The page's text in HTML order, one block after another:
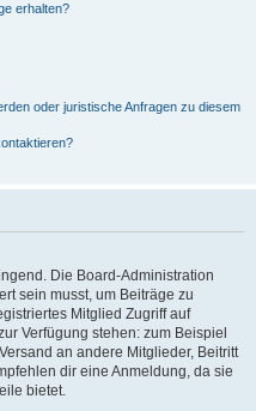
erhalten?
oder juristische Anfragen zu diesem
Die Board-Administration
sein musst, um Beiträge zu
Mitglied Zugriff auf
Verfügung stehen: zum Beispiel
an andere Mitglieder, Beitritt
dir eine Anmeldung, da sie
bietet.